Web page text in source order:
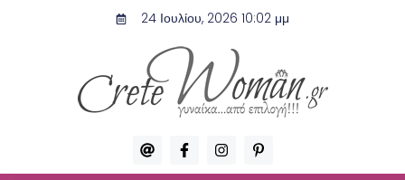
24 Ιουλίου, 2026 10:02 μμ
A
t
F
a
c
I
n
s
P
i
n